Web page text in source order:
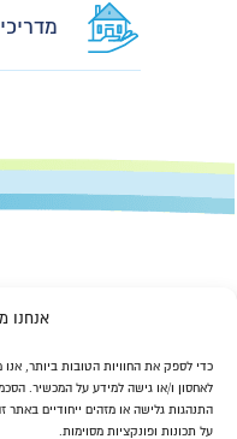
אנחנו
לאחסון ו/או גישה למידע על המכשיר.
התנהגות גלישה או מזהים ייחודיים
על תכונות ופונקציות מסוימות.
077-470-6363